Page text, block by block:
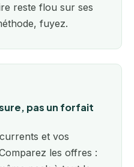
reste flou sur ses
fuyez.
pas un forfait
et vos
les offres :